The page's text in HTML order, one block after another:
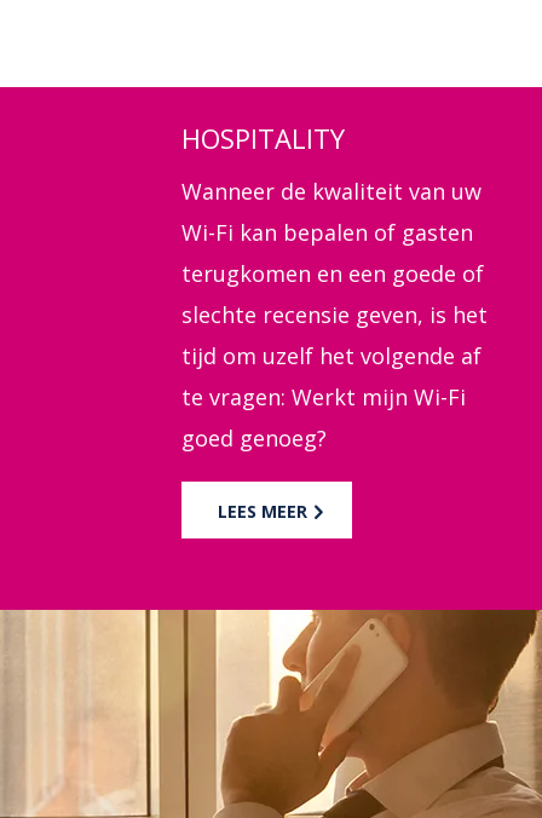
Wanneer de kwaliteit van uw
terugkomen en een goede of
slechte recensie geven, is het
tijd om uzelf het volgende af
te vragen: Werkt mijn Wi-Fi
goed genoeg?
LEES MEER